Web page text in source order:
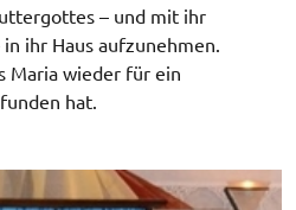
– und mit ihr
ihr Haus aufzunehmen.
Maria wieder für ein
hat.